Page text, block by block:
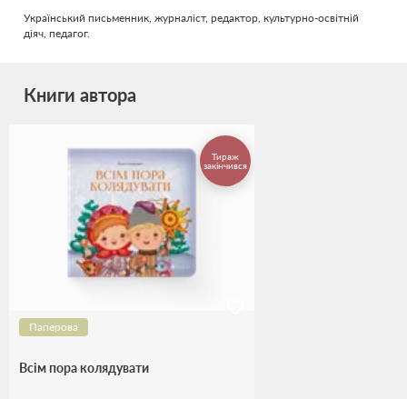
Український письменник, журналіст, редактор, культурно-освітній
діяч, педагог.
Книги автора
Тираж
закінчився
Паперова
Всім пора колядувати